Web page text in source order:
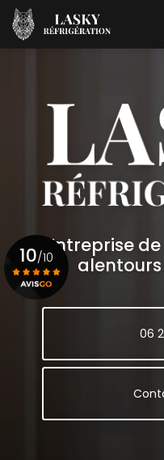
Aller
au
contenu
principal
Entreprise
06
10/10
Voir le certificat